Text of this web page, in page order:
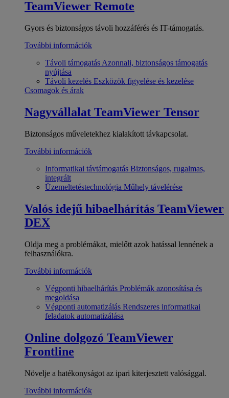
TeamViewer Remote
Gyors és biztonságos távoli hozzáférés és IT-támogatás.
További információk
Távoli támogatás Azonnali, biztonságos támogatás
nyújtása
Távoli kezelés Eszközök figyelése és kezelése
Csomagok és árak
Nagyvállalat TeamViewer Tensor
Biztonságos műveletekhez kialakított távkapcsolat.
További információk
Informatikai távtámogatás Biztonságos, rugalmas,
integrált
Üzemeltetéstechnológia Műhely távelérése
Valós idejű hibaelhárítás TeamViewer
DEX
Oldja meg a problémákat, mielőtt azok hatással lennének a
felhasználókra.
További információk
Végponti hibaelhárítás Problémák azonosítása és
megoldása
Végponti automatizálás Rendszeres informatikai
feladatok automatizálása
Online dolgozó TeamViewer
Frontline
Növelje a hatékonyságot az ipari kiterjesztett valósággal.
További információk